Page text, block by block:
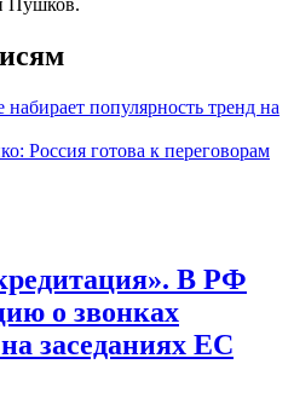
популярность тренд на
Россия готова к переговорам
В РФ
о звонках
заседаниях ЕС